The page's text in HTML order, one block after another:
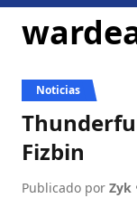
ir al contenido
Noticias
Fizbin
Publicado por Zyk